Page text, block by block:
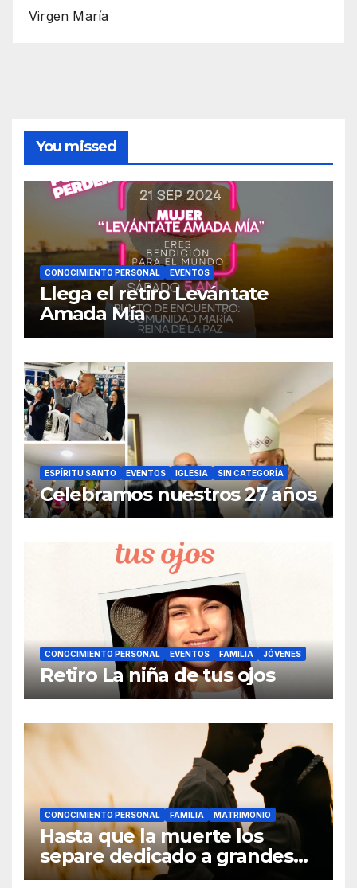
Virgen María
You missed
CONOCIMIENTO PERSONAL EVENTOS
Llega el retiro Levántate
Amada Mía
ESPÍRITU SANTO EVENTOS IGLESIA SIN CATEGORÍA
Celebramos nuestros 27 años
CONOCIMIENTO PERSONAL EVENTOS FAMILIA JÓVENES
Retiro La niña de tus ojos
CONOCIMIENTO PERSONAL FAMILIA MATRIMONIO
Hasta que la muerte los
separe dedicado a grandes
hombres